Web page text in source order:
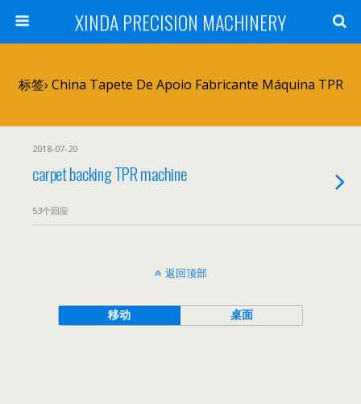
XINDA PRECISION MACHINERY
标签› China Tapete De Apoio Fabricante Máquina TPR
2018-07-20
carpet backing TPR machine
53个回应
返回顶部
移动 桌面